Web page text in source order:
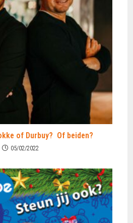
of Durbuy? Of beiden?
05/02/2022